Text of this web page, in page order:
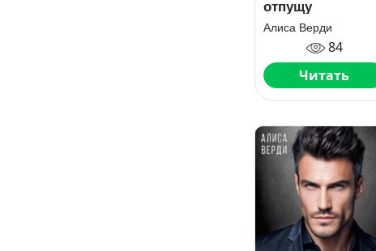
отпущу
Алиса Верди
84
Читать